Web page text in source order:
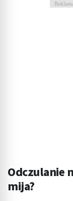
Odczulanie
mija?